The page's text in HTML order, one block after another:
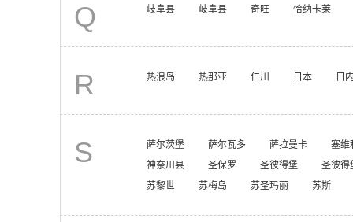
Q 岐阜县 岐阜县 奇旺 恰纳卡莱
R 热浪岛 热那亚 仁川 日本 日
S 萨尔茨堡 萨尔瓦多 萨拉曼卡
塞维
神奈川县
圣保罗 圣彼得堡
圣彼得
苏黎世
苏梅岛 苏圣玛丽 苏斯